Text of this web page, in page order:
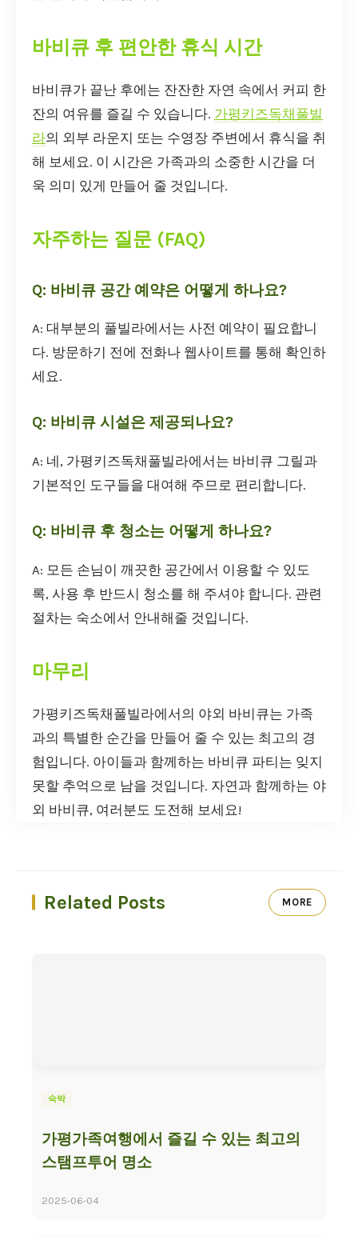
바비큐 후 편안한 휴식 시간
바비큐가 끝난 후에는 잔잔한 자연 속에서 커피 한
잔의 여유를 즐길 수 있습니다. 가평키즈독채풀빌
라의 외부 라운지 또는 수영장 주변에서 휴식을 취
해 보세요. 이 시간은 가족과의 소중한 시간을 더
욱 의미 있게 만들어 줄 것입니다.
자주하는 질문 (FAQ)
Q: 바비큐 공간 예약은 어떻게 하나요?
A: 대부분의 풀빌라에서는 사전 예약이 필요합니
다. 방문하기 전에 전화나 웹사이트를 통해 확인하
세요.
Q: 바비큐 시설은 제공되나요?
A: 네, 가평키즈독채풀빌라에서는 바비큐 그릴과
기본적인 도구들을 대여해 주므로 편리합니다.
Q: 바비큐 후 청소는 어떻게 하나요?
A: 모든 손님이 깨끗한 공간에서 이용할 수 있도
록, 사용 후 반드시 청소를 해 주셔야 합니다. 관련
절차는 숙소에서 안내해줄 것입니다.
마무리
가평키즈독채풀빌라에서의 야외 바비큐는 가족
과의 특별한 순간을 만들어 줄 수 있는 최고의 경
험입니다. 아이들과 함께하는 바비큐 파티는 잊지
못할 추억으로 남을 것입니다. 자연과 함께하는 야
외 바비큐, 여러분도 도전해 보세요!
Related Posts MORE
숙박
가평가족여행에서 즐길 수 있는 최고의
스탬프투어 명소
2025-06-04